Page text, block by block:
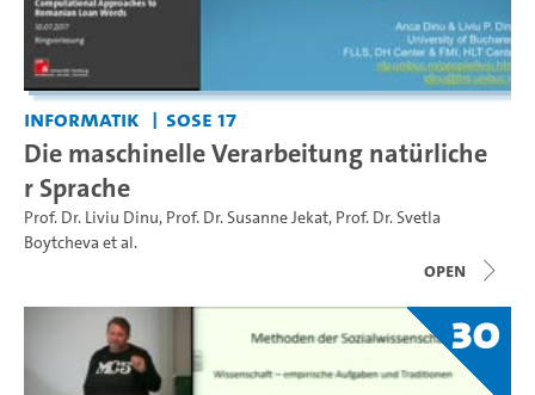
Informatik SoSe 17
Die maschinelle Verarbeitung natürliche
r Sprache
Prof. Dr. Liviu Dinu, Prof. Dr. Susanne Jekat, Prof. Dr. Svetla
Boytcheva et al.
open
30